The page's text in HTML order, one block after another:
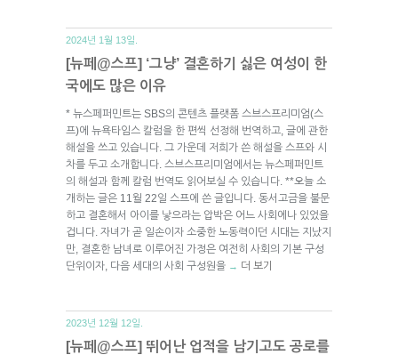
2024년 1월 13일.
[뉴페@스프] ‘그냥’ 결혼하기 싫은 여성이 한
국에도 많은 이유
* 뉴스페퍼민트는 SBS의 콘텐츠 플랫폼 스브스프리미엄(스
프)에 뉴욕타임스 칼럼을 한 편씩 선정해 번역하고, 글에 관한
해설을 쓰고 있습니다. 그 가운데 저희가 쓴 해설을 스프와 시
차를 두고 소개합니다. 스브스프리미엄에서는 뉴스페퍼민트
의 해설과 함께 칼럼 번역도 읽어보실 수 있습니다. **오늘 소
개하는 글은 11월 22일 스프에 쓴 글입니다. 동서고금을 불문
하고 결혼해서 아이를 낳으라는 압박은 어느 사회에나 있었을
겁니다. 자녀가 곧 일손이자 소중한 노동력이던 시대는 지났지
만, 결혼한 남녀로 이루어진 가정은 여전히 사회의 기본 구성
단위이자, 다음 세대의 사회 구성원을 → 더 보기
2023년 12월 12일.
[뉴페@스프] 뛰어난 업적을 남기고도 공로를